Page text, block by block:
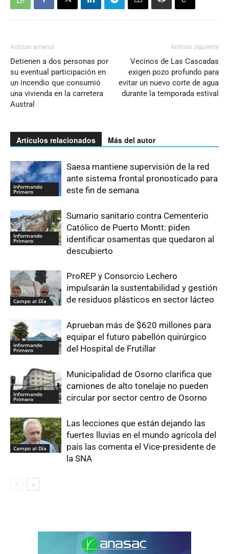
Artículo anterior
Detienen a dos personas por
su eventual participación en
un incendio que consumió
una vivienda en la carretera
Austral
Artículo siguiente
Vecinos de Las Cascadas
exigen pozo profundo para
evitar un nuevo corte de agua
durante la temporada estival
Artículos relacionados Más del autor
Informando
Primero
Saesa mantiene supervisión de la red
ante sistema frontal pronosticado para
este fin de semana
Informando
Primero
Sumario sanitario contra Cementerio
Católico de Puerto Montt: piden
identificar osamentas que quedaron al
descubierto
Campo al Día
ProREP y Consorcio Lechero
impulsarán la sustentabilidad y gestión
de residuos plásticos en sector lácteo
Informando
Primero
Aprueban más de $620 millones para
equipar el futuro pabellón quirúrgico
del Hospital de Frutillar
Informando
Primero
Municipalidad de Osorno clarifica que
camiones de alto tonelaje no pueden
circular por sector centro de Osorno
Campo al Día
Las lecciones que están dejando las
fuertes lluvias en el mundo agrícola del
país las comenta el Vice-presidente de
la SNA